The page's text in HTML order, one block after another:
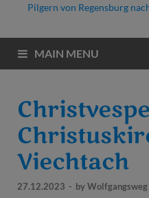
Pilgern von Regensburg
MAIN MENU
Viechtach
27.12.2023 - byWolfgangsweg